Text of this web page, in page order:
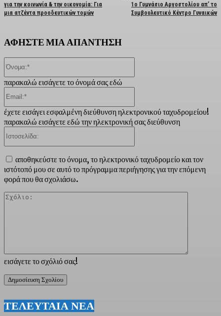
για την κοινωνία & την οικονομία: Για
μια ατζέντα προοδευτικών τομών
1ο Γυμνάσιο Αργοστολίου απ’ το
Συμβουλευτικό Κέντρο Γυναικών
ΑΦΗΣΤΕ ΜΙΑ ΑΠΑΝΤΗΣΗ
εισάγετε το σχόλιό σας!
παρακαλώ εισάγετε το όνομά σας εδώ
έχετε εισάγει εσφαλμένη διεύθυνση ηλεκτρονικού ταχυδρομείου!
παρακαλώ εισάγετε εδώ την ηλεκτρονική σας διεύθυνση
αποθηκεύστε το όνομα, το ηλεκτρονικό ταχυδρομείο και τον
ιστότοπό μου σε αυτό το πρόγραμμα περιήγησης για την επόμενη
φορά που θα σχολιάσω.
ΤΕΛΕΥΤΑΙΑ ΝΕΑ